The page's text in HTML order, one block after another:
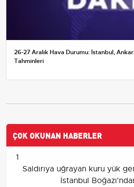
26-27 Aralık Hava Durumu: İstanbul,
Tahminleri
ÇOK OKUNAN HABERLER
1
Saldırıya uğrayan kuru yük
İstanbul